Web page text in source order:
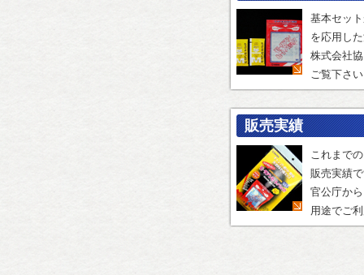
基本セッ
を応用し
株式会社
ご覧下さ
販売実績
これまで
販売実績
官公庁か
用途でご